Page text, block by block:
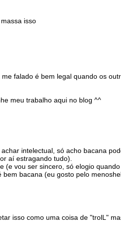
isso
falado é bem legal quando os
meu trabalho aqui no blog ^^
intelectual, só acho bacana
aí estragando tudo).
(e vou ser sincero, só elogio
bacana (eu gosto pelo
isso como uma coisa de "trolL"